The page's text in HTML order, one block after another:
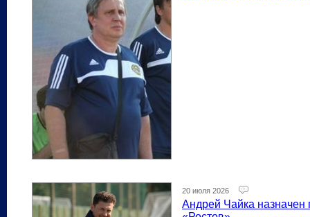
20 июля 2026
Андрей Чайка